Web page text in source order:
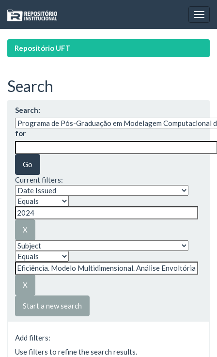
navigation
Repositório UFT
Search
Search:
for
Current filters:
Start a new search
Add filters:
Use filters to refine the search results.